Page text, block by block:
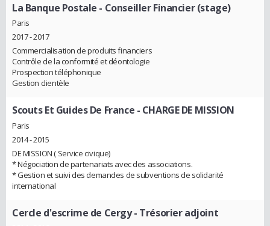
La Banque Postale - Conseiller Financier (stage)
Paris
2017 - 2017
Commercialisation de produits financiers
Contrôle de la conformité et déontologie
Prospection téléphonique
Gestion clientèle
Scouts Et Guides De France - CHARGE DE MISSION
Paris
2014 - 2015
DE MISSION ( Service civique)
* Négociation de partenariats avec des associations.
* Gestion et suivi des demandes de subventions de solidarité
international
Cercle d'escrime de Cergy- Trésorier adjoint